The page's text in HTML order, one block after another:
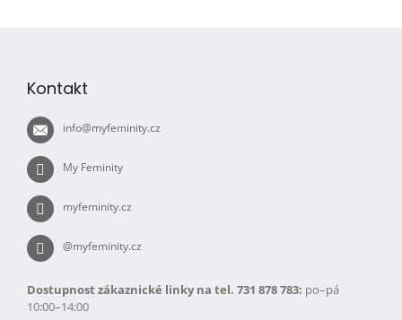
Kontakt
info@myfeminity.cz
My Feminity
myfeminity.cz
@myfeminity.cz
Dostupnost zákaznické linky na tel. 731 878 783: po–pá
10:00–14:00